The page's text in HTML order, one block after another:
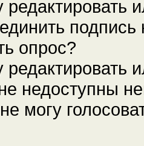
редактировать
опрос?
редактировать
недоступны
могу